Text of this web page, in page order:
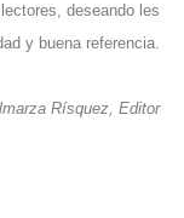
deseando les
y buena referencia.
Rísquez, Editor